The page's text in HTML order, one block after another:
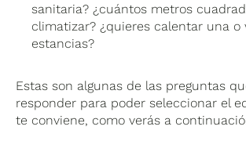
sanitaria? ¿cuántos metros
climatizar? ¿quieres calentar una o
estancias?
Estas son algunas de las preguntas
responder para poder seleccionar el
te conviene, como verás a